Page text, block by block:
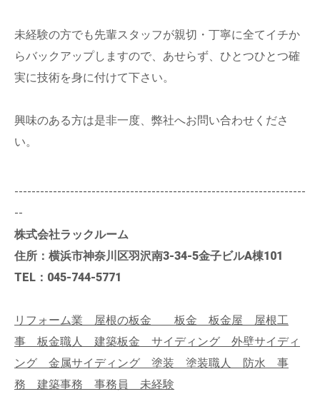
未経験の方でも先輩スタッフが親切・丁寧に全てイチか
らバックアップしますので、あせらず、ひとつひとつ確
実に技術を身に付けて下さい。
興味のある方は是非一度、弊社へお問い合わせくださ
い。
--------------------------------------------------------------------
--
株式会社ラックルーム
住所：横浜市神奈川区羽沢南3-34-5金子ビルA棟101
TEL：045-744-5771
リフォーム業 屋根の板金 板金 板金屋 屋根工
事 板金職人 建築板金 サイディング 外壁サイディ
ング 金属サイディング 塗装 塗装職人 防水 事
務 建築事務 事務員 未経験